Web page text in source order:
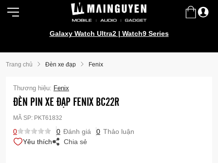
Galaxy Watch Ultra2 | Watch9 Series
Trang chủ Đèn xe đạp Fenix
Thương hiệu: Fenix
ĐÈN PIN XE ĐẠP FENIX BC22R
MÃ SP: PKT61832
0 0 Đánh giá 0 Thảo luận
Yêu thích
Chia sẻ